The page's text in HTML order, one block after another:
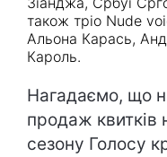
також тріо Nude
Альона Карась,
Кароль.
Нагадаємо, що
продаж квитків
сезону Голосу